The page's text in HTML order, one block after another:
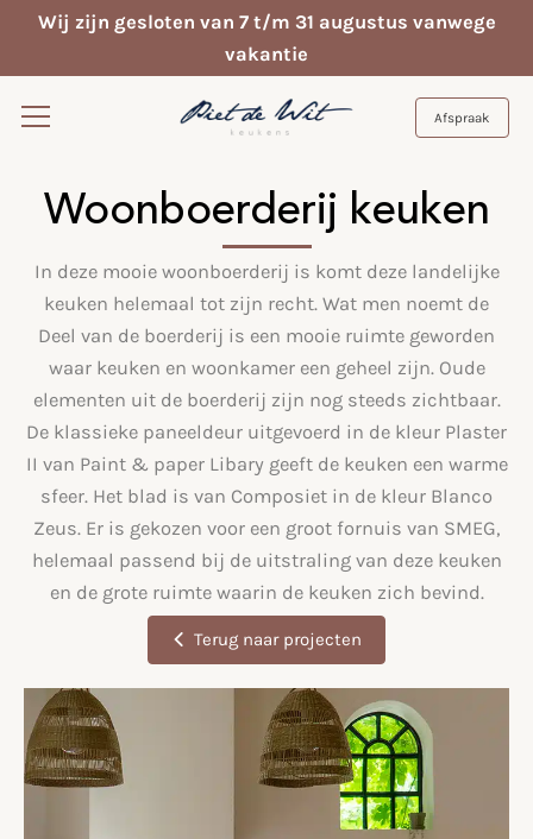
Wij zijn gesloten van 7 t/m 31 augustus vanwege
vakantie
Afspraak
Woonboerderij keuken
In deze mooie woonboerderij is komt deze landelijke
keuken helemaal tot zijn recht. Wat men noemt de
Deel van de boerderij is een mooie ruimte geworden
waar keuken en woonkamer een geheel zijn. Oude
elementen uit de boerderij zijn nog steeds zichtbaar.
De klassieke paneeldeur uitgevoerd in de kleur Plaster
II van Paint & paper Libary geeft de keuken een warme
sfeer. Het blad is van Composiet in de kleur Blanco
Zeus. Er is gekozen voor een groot fornuis van SMEG,
helemaal passend bij de uitstraling van deze keuken
en de grote ruimte waarin de keuken zich bevind.
Terug naar projecten